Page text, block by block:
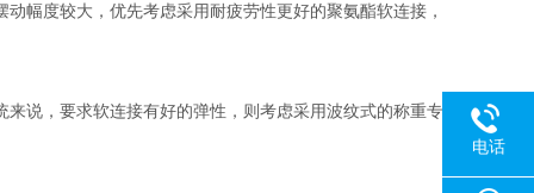
幅度较大，优先考虑采用耐疲劳性更好的聚氨酯软连接，
说，要求软连接有好的弹性，则考虑采用波纹式的称重专
电话